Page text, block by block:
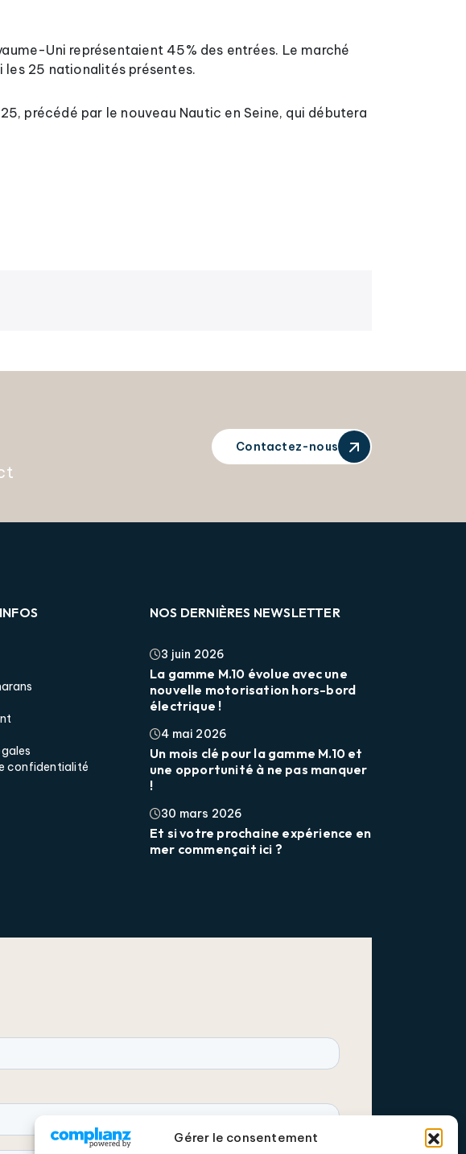
Gérer le consentement
Uni représentaient 45% des entrées. Le marché
25 nationalités présentes.
précédé par le nouveau Nautic en Seine, qui débutera
Contactez-nous
confidentialité
NOS DERNIÈRES NEWSLETTER
3 juin 2026
La gamme M.10 évolue avec une
nouvelle motorisation hors-bord
électrique !
4 mai 2026
Un mois clé pour la gamme M.10 et
une opportunité à ne pas manquer
!
30 mars 2026
Et si votre prochaine expérience en
mer commençait ici ?